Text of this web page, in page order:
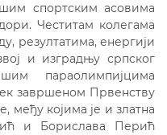
спортским асовима
Честитам колегама
резултатима, енергији
и изградњу српског
параолимпијцима
завршеном Првенству
међу којима је и златна
и Борислава Перић